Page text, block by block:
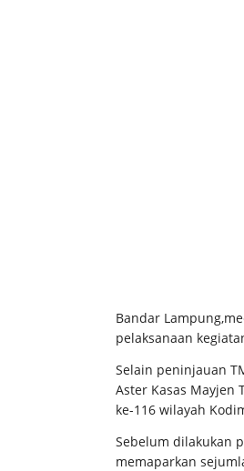
Bandar
pelaksanaan
Selain peninjauan
Aster Kasas Mayjen
ke-116 wilayah
Sebelum dilakukan
memaparkan